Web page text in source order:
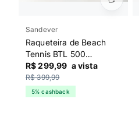
Sandever
Raqueteira de Beach
Tennis BTL 500
Sandever Preta
R$ 299,99 a vista
R$ 399,99
5% cashback